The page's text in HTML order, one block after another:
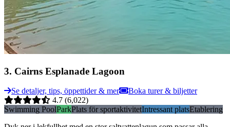
3. Cairns Esplanade Lagoon
Se detaljer, tips, öppettider & mer
Boka turer & biljetter
4.7 (6,022)
Swimming PoolParkPlats för sportaktivitetIntressant platsEtablering